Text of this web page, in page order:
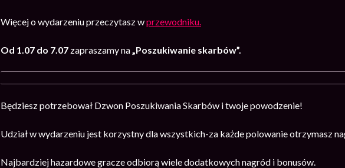
Więcej o wydarzeniu przeczytasz wprzewodniku.
Od 1.07 do 7.07 zapraszamy na„Poszukiwanie skarbów”.
Będziesz potrzebował Dzwon Poszukiwania Skarbów i twoje powodzenie!
Udział w wydarzeniu jest korzystny dla wszystkich-za każde polowanie otrzymasz
Najbardziej hazardowe gracze odbiorą wiele dodatkowych nagród i bonusów.